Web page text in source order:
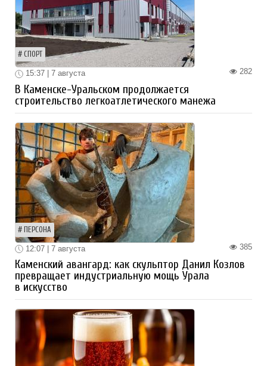
СПОРТ
282
15:37 | 7 августа
В Каменске-Уральском продолжается
строительство легкоатлетического манежа
ПЕРСОНА
385
12:07 | 7 августа
Каменский авангард: как скульптор Данил Козлов
превращает индустриальную мощь Урала
в искусство